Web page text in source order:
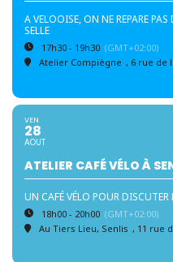
A VELOOISE, ON NE REPARE
SELLE
17h30 - 19h30 (GMT+02:00)
Atelier Compiègne , 6 rue de
VEN
28
AOUT
ATELIER CAFÉ VÉLO À
UN CAFÉ VÉLO POUR DISCUTER
18h00 - 20h00 (GMT+02:00)
Au Tiers Lieu, Senlis , 11 rue